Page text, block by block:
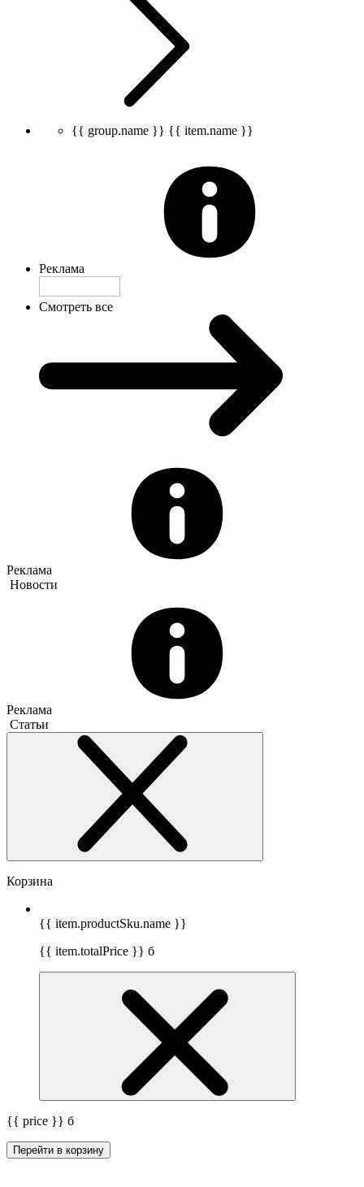
{{ group.name }} {{ item.name }}
Реклама
Смотреть все
Реклама
Новости
Реклама
Статьи
Корзина
{{ item.productSku.name }}
{{ item.totalPrice }} б
{{ price }} б
Перейти в корзину